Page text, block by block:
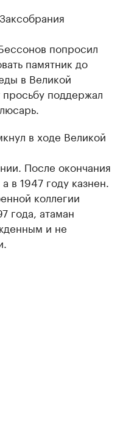
попросил
памятник до
в Великой
поддержал
в ходе Великой
После окончания
1947 году казнен.
коллегии
года, атаман
и не